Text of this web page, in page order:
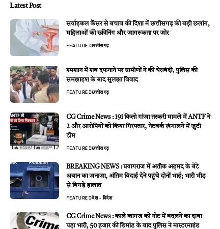
Latest Post
सर्वाइकल कैंसर से बचाव की दिशा में छत्तीसगढ़ की बड़ी छलांग,
महिलाओं की स्क्रीनिंग और जागरूकता पर जोर
FEATUREDछत्तीसगढ़
श्मशान में शव दफनाने पर ग्रामीणों ने की घेराबंदी, पुलिस की
समझाइश के बाद सुलझा विवाद
FEATUREDछत्तीसगढ़
CG Crime News : 191 किलो गांजा तस्करी मामले में ANTF ने
2 और आरोपियों को किया गिरफ्तार, नेटवर्क खंगालने में जुटी
टीम
FEATUREDछत्तीसगढ़
BREAKING NEWS : प्रयागराज में अतीक अहमद के बेटे
अबान का जनाजा, अंतिम विदाई देने पहुंचे दोनों भाई; भारी भीड़
से बिगड़े हालात
FEATUREDदेश - विदेश
CG Crime News : काले कागज को नोट में बदलने का दावा
पड़ा भारी, 50 हजार की डिमांड के बाद पुलिस ने मास्टरमाइंड